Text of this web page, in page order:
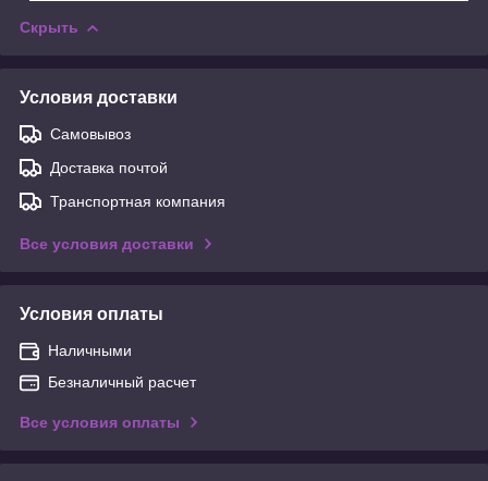
Скрыть
Условия доставки
Самовывоз
Доставка почтой
Транспортная компания
Все условия доставки
Условия оплаты
Наличными
Безналичный расчет
Все условия оплаты